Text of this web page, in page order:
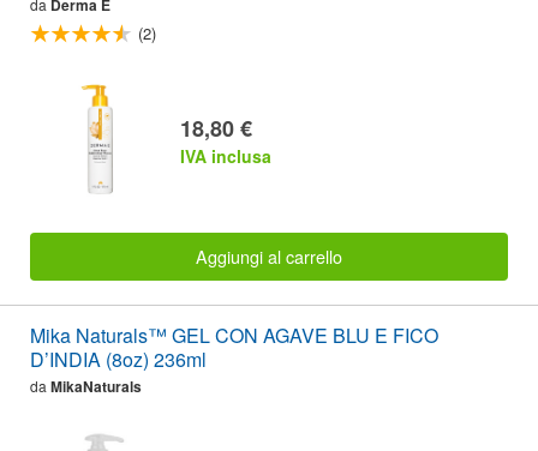
da Derma E
(2)
18,80 €
IVA inclusa
Aggiungi al carrello
Mika Naturals™ GEL CON AGAVE BLU E FICO
D’INDIA (8oz) 236ml
da MikaNaturals